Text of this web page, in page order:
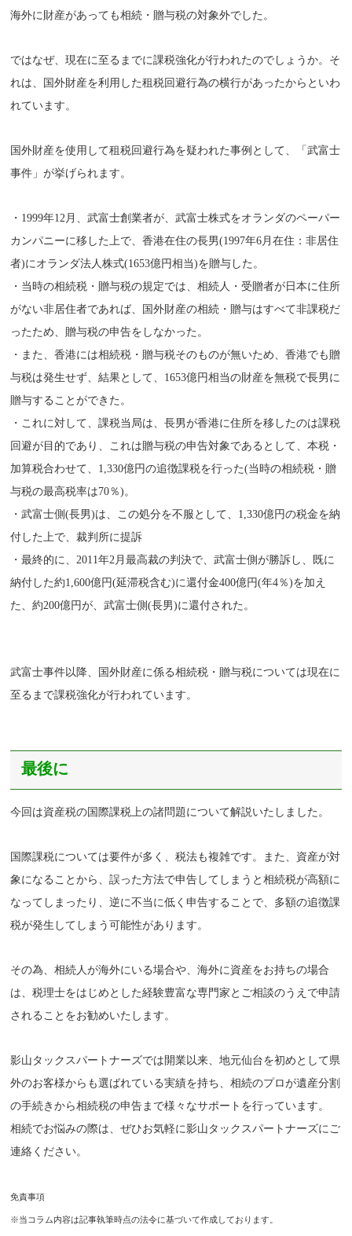
海外に財産があっても相続・贈与税の対象外でした。
ではなぜ、現在に至るまでに課税強化が行われたのでしょうか。そ
れは、国外財産を利用した租税回避行為の横行があったからといわ
れています。
国外財産を使用して租税回避行為を疑われた事例として、「武富士
事件」が挙げられます。
・1999年12月、武富士創業者が、武富士株式をオランダのペーパー
カンパニーに移した上で、香港在住の長男(1997年6月在住：非居住
者)にオランダ法人株式(1653億円相当)を贈与した。
・当時の相続税・贈与税の規定では、相続人・受贈者が日本に住所
がない非居住者であれば、国外財産の相続・贈与はすべて非課税だ
ったため、贈与税の申告をしなかった。
・また、香港には相続税・贈与税そのものが無いため、香港でも贈
与税は発生せず、結果として、1653億円相当の財産を無税で長男に
贈与することができた。
・これに対して、課税当局は、長男が香港に住所を移したのは課税
回避が目的であり、これは贈与税の申告対象であるとして、本税・
加算税合わせて、1,330億円の追徴課税を行った(当時の相続税・贈
与税の最高税率は70％)。
・武富士側(長男)は、この処分を不服として、1,330億円の税金を納
付した上で、裁判所に提訴
・最終的に、2011年2月最高裁の判決で、武富士側が勝訴し、既に
納付した約1,600億円(延滞税含む)に還付金400億円(年4％)を加え
た、約200億円が、武富士側(長男)に還付された。
武富士事件以降、国外財産に係る相続税・贈与税については現在に
至るまで課税強化が行われています。
最後に
今回は資産税の国際課税上の諸問題について解説いたしました。
国際課税については要件が多く、税法も複雑です。また、資産が対
象になることから、誤った方法で申告してしまうと相続税が高額に
なってしまったり、逆に不当に低く申告することで、多額の追徴課
税が発生してしまう可能性があります。
その為、相続人が海外にいる場合や、海外に資産をお持ちの場合
は、税理士をはじめとした経験豊富な専門家とご相談のうえで申請
されることをお勧めいたします。
影山タックスパートナーズでは開業以来、地元仙台を初めとして県
外のお客様からも選ばれている実績を持ち、相続のプロが遺産分割
の手続きから相続税の申告まで様々なサポートを行っています。
相続でお悩みの際は、ぜひお気軽に影山タックスパートナーズにご
連絡ください。
免責事項
※当コラム内容は記事執筆時点の法令に基づいて作成しております。